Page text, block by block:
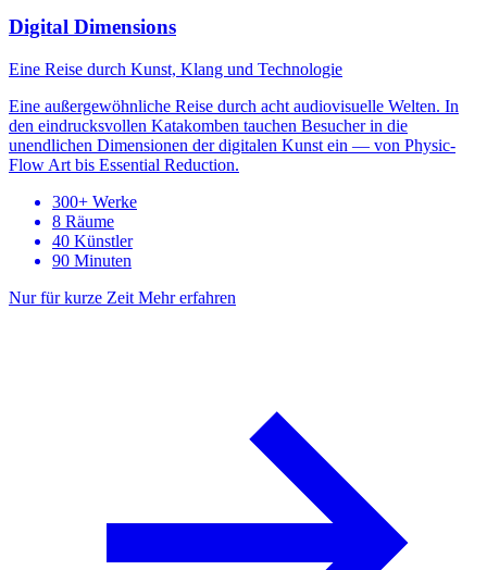
Digital Dimensions
Eine Reise durch Kunst, Klang und Technologie
Eine außergewöhnliche Reise durch acht audiovisuelle Welten. In
den eindrucksvollen Katakomben tauchen Besucher in die
unendlichen Dimensionen der digitalen Kunst ein — von Physic-
Flow Art bis Essential Reduction.
300+ Werke
8 Räume
40 Künstler
90 Minuten
Nur für kurze Zeit Mehr erfahren